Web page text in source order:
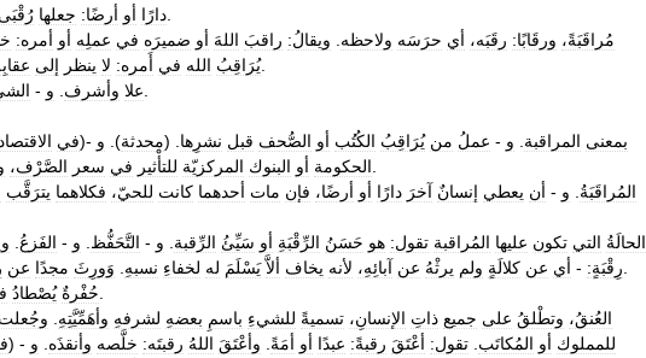
دارًا أو أرضًا: جعلها رُقْبَى
مُراقَبَةً، ورقَابًا: رقَبَه، أي حرَسَه ولاحظه ويقالُ: راقبَ اللهَ أو ضميرَه في عملِه أو أمره:
يُرَاقِبُ الله في أَمره: لا ينظر إلى
.
علا وأشرف و -
بمعنى المراقبة و - عملُ من يُرَاقِبُ الكُتُب أو الصُّحف قبل نشرِها . (محدثة). و -(في الاقتصاد
الحكومة أو البنوك المركزيّة للتأْثير في سعر الصَّرْف،
المُراقَبَةُ و - أن يعطي إنسانٌ آخرَ دارًا أو أرضًا، فإن مات أحدهما كانت للحيّ، فكلاهما يترَقَّب
الحالَةُ التي تكون عليها المُراقبة تقول: هو حَسَنُ الرِّقْبَةِ أو سَيِّئُ الرِّقبة و - التَّحَفُّظ و - الفَزعُ
رِقْبَةٍ: - أي عن كلالَةٍ ولم يرثْهُ عن آبائِهِ، لأنه يخاف ألاَّ يَسْلَمَ له لخفاءِ نسبهِ وَورِثَ مجدًا عن
حُفْرةٌ يُصْطادُ
العُنقُ، وتطْلقُ على جميع ذاتِ الإنسانِ، تسميةً للشيءِ باسمِ بعضهِ لشرفهِ وأهَمِّيَّتِهِ وجُعلت
للمملوك أو المُكاتَب تقول: أعْتَقَ رقبةً: عبدًا أو أمَةً وأعْتَقَ اللهُ رقبتَه: خلَّصه وأنقذَه و - (